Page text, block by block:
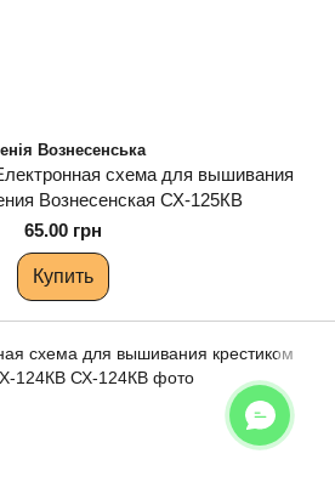
Вознесенська
схема для вышивания
Вознесенская СХ-125КВ
65.00 грн
Купить